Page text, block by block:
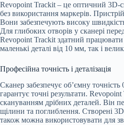
Revopoint Trackit – це оптичний 3D-
без використання маркерів.
Вони забезпечують високу
Для глибоких отворів у сканері
Revopoint Trackit здатний працювати
маленькі деталі від 10 мм, так і
Професійна точність і деталізація
Сканер забезпечує об’ємну
гарантує точні результати.
скануванням дрібних деталей. Він
щілини та поглиблення. Створені
також можна використовувати для